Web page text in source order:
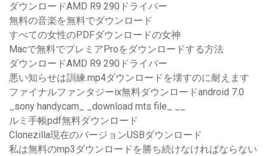
ダウンロードAMD R9 290ドライバー
無料の音楽を無料でダウンロード
すべての女性のPDFダウンロードの女神
Macで無料でプレミアProをダウンロードする方法
ダウンロードAMD R9 290ドライバー
悪い知らせは訓練.mp4ダウンロードを壊すのに耐えます
ファイナルファンタジーix無料ダウンロードandroid 7.0
_sony handycam_ _download mts file_ __
ルミ手帳pdf無料ダウンロード
Clonezilla現在のバージョンUSBダウンロード
私は無料のmp3ダウンロードを勝ち続けなければならない